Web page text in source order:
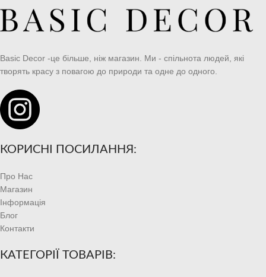
Basic Decor -це більше, ніж магазин. Ми - спільнота людей, які
творять красу з повагою до природи та одне до одного.
КОРИСНІ ПОСИЛАННЯ:
Про Нас
Магазин
Інформація
Блог
Контакти
КАТЕГОРІЇ ТОВАРІВ: